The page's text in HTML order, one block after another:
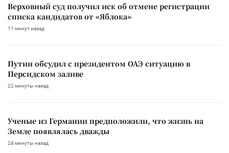
Верховный суд получил иск об отмене регистрации
списка кандидатов от «Яблока»
11 минут назад
Путин обсудил с президентом ОАЭ ситуацию в
Персидском заливе
22 минуты назад
Ученые из Германии предположили, что жизнь на
Земле появлялась дважды
24 минуты назад